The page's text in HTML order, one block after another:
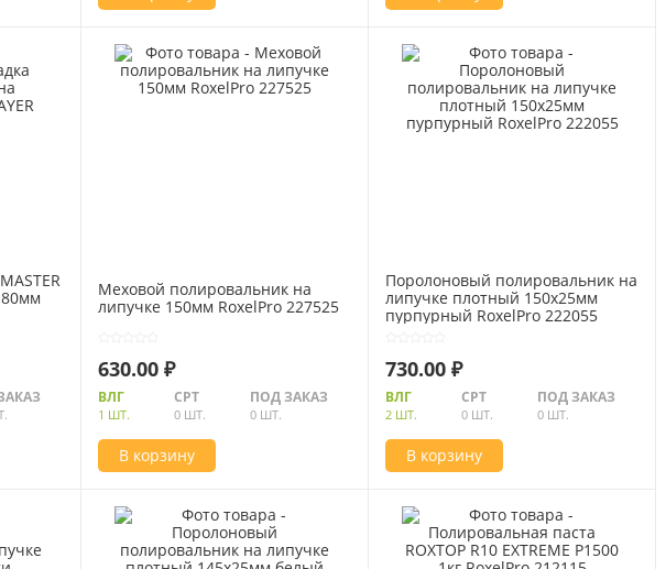
Меховой полировальник на
липучке 150мм RoxelPro 227525
630.00 ₽
ВЛГ
1 ШТ.
СРТ
0 ШТ.
ПОД ЗАКАЗ
0 ШТ.
В корзину
Поролоновый полировальник на
липучке плотный 150х25мм
пурпурный RoxelPro 222055
730.00 ₽
ВЛГ
2 ШТ.
СРТ
0 ШТ.
ПОД ЗАКАЗ
0 ШТ.
В корзину